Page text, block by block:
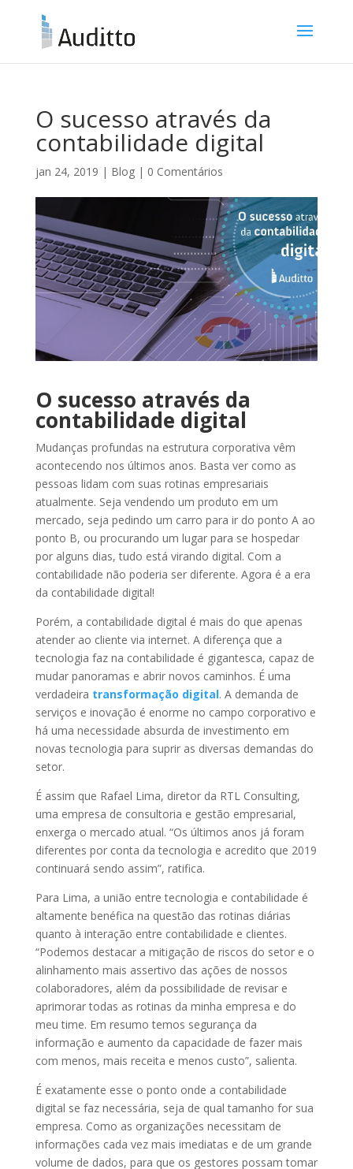
O sucesso através da
contabilidade digital
jan 24, 2019 | Blog| 0 Comentários
O sucesso através da
contabilidade digital
Mudanças profundas na estrutura corporativa vêm
acontecendo nos últimos anos. Basta ver como as
pessoas lidam com suas rotinas empresariais
atualmente. Seja vendendo um produto em um
mercado, seja pedindo um carro para ir do ponto A ao
ponto B, ou procurando um lugar para se hospedar
por alguns dias, tudo está virando digital. Com a
contabilidade não poderia ser diferente. Agora é a era
da contabilidade digital!
Porém, a contabilidade digital é mais do que apenas
atender ao cliente via internet. A diferença que a
tecnologia faz na contabilidade é gigantesca, capaz de
mudar panoramas e abrir novos caminhos. É uma
verdadeira transformação digital. A demanda de
serviços e inovação é enorme no campo corporativo e
há uma necessidade absurda de investimento em
novas tecnologia para suprir as diversas demandas do
setor.
É assim que Rafael Lima, diretor da RTL Consulting,
uma empresa de consultoria e gestão empresarial,
enxerga o mercado atual. “Os últimos anos já foram
diferentes por conta da tecnologia e acredito que 2019
continuará sendo assim”, ratifica.
Para Lima, a união entre tecnologia e contabilidade é
altamente benéfica na questão das rotinas diárias
quanto à interação entre contabilidade e clientes.
“Podemos destacar a mitigação de riscos do setor e o
alinhamento mais assertivo das ações de nossos
colaboradores, além da possibilidade de revisar e
aprimorar todas as rotinas da minha empresa e do
meu time. Em resumo temos segurança da
informação e aumento da capacidade de fazer mais
com menos, mais receita e menos custo”, salienta.
É exatamente esse o ponto onde a contabilidade
digital se faz necessária, seja de qual tamanho for sua
empresa. Como as organizações necessitam de
informações cada vez mais imediatas e de um grande
volume de dados, para que os gestores possam tomar